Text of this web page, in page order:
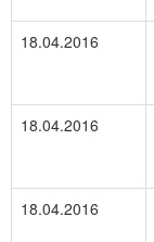
18.04.2016
18.04.2016
18.04.2016